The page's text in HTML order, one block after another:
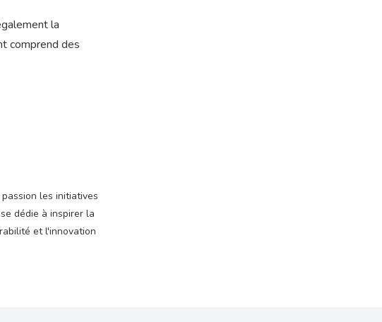
la
comprend des
les initiatives
dédie à inspirer la
et l'innovation